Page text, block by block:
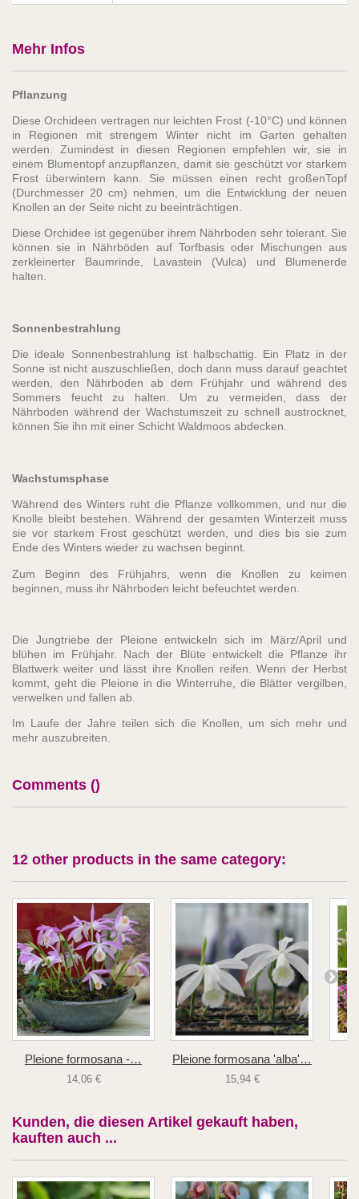
Mehr Infos
Pflanzung
Diese Orchideen vertragen nur leichten Frost (-10°C) und können
in Regionen mit strengem Winter nicht im Garten gehalten
werden. Zumindest in diesen Regionen empfehlen wir, sie in
einem Blumentopf anzupflanzen, damit sie geschützt vor starkem
Frost überwintern kann. Sie müssen einen recht großenTopf
(Durchmesser 20 cm) nehmen, um die Entwicklung der neuen
Knollen an der Seite nicht zu beeinträchtigen.
Diese Orchidee ist gegenüber ihrem Nährboden sehr tolerant. Sie
können sie in Nährböden auf Torfbasis oder Mischungen aus
zerkleinerter Baumrinde, Lavastein (Vulca) und Blumenerde
halten.
Sonnenbestrahlung
Die ideale Sonnenbestrahlung ist halbschattig. Ein Platz in der
Sonne ist nicht auszuschließen, doch dann muss darauf geachtet
werden, den Nährboden ab dem Frühjahr und während des
Sommers feucht zu halten. Um zu vermeiden, dass der
Nährboden während der Wachstumszeit zu schnell austrocknet,
können Sie ihn mit einer Schicht Waldmoos abdecken.
Wachstumsphase
Während des Winters ruht die Pflanze vollkommen, und nur die
Knolle bleibt bestehen. Während der gesamten Winterzeit muss
sie vor starkem Frost geschützt werden, und dies bis sie zum
Ende des Winters wieder zu wachsen beginnt.
Zum Beginn des Frühjahrs, wenn die Knollen zu keimen
beginnen, muss ihr Nährboden leicht befeuchtet werden.
Die Jungtriebe der Pleione entwickeln sich im März/April und
blühen im Frühjahr. Nach der Blüte entwickelt die Pflanze ihr
Blattwerk weiter und lässt ihre Knollen reifen. Wenn der Herbst
kommt, geht die Pleione in die Winterruhe, die Blätter vergilben,
verwelken und fallen ab.
Im Laufe der Jahre teilen sich die Knollen, um sich mehr und
mehr auszubreiten.
Comments ()
12 other products in the same category:
Pleione formosana -…
14,06 €
Pleione formosana 'alba'…
15,94 €
Kunden, die diesen Artikel gekauft haben,
kauften auch ...